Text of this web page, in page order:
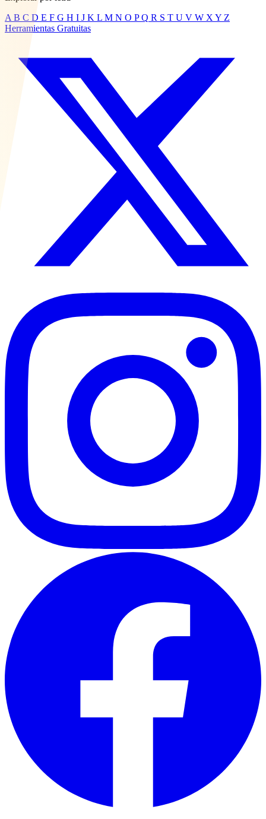
A B C D E F G H I J K L M N O P Q R S T U V W X Y Z
Herramientas Gratuitas